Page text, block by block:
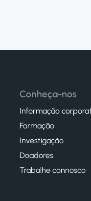
Conheça-nos
Informação
Formação
Investigação
Doadores
Trabalhe connosco